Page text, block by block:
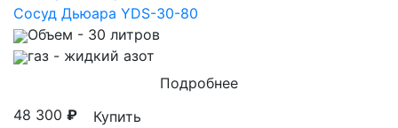
Сосуд Дьюара YDS-30-80
Объем - 30 литров
газ - жидкий азот
Подробнее
48 300 ₽ Купить